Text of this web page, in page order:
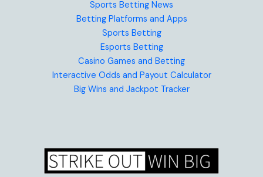
Sports Betting News
Betting Platforms and Apps
Sports Betting
Esports Betting
Casino Games and Betting
Interactive Odds and Payout Calculator
Big Wins and Jackpot Tracker